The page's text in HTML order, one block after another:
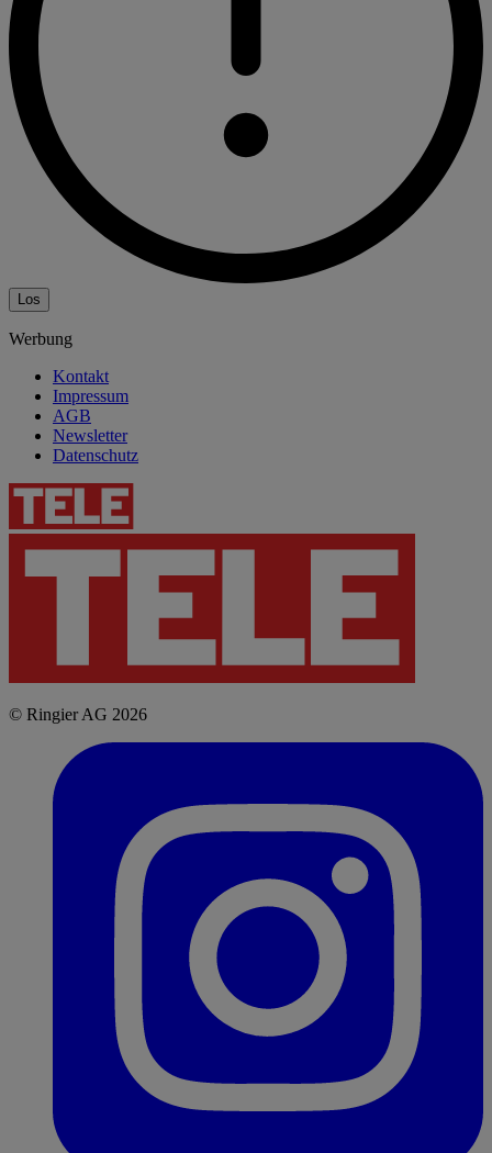
Los
Werbung
Kontakt
Impressum
AGB
Newsletter
Datenschutz
© Ringier AG 2026